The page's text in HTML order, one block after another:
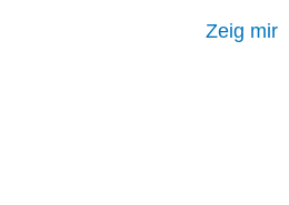
Zeig mir